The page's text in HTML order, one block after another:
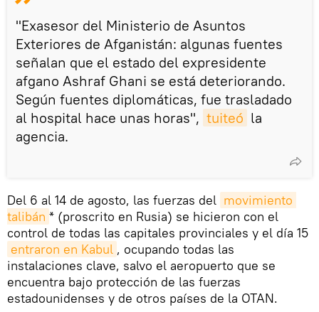
"Exasesor del Ministerio de Asuntos
Exteriores de Afganistán: algunas fuentes
señalan que el estado del expresidente
afgano Ashraf Ghani se está deteriorando.
Según fuentes diplomáticas, fue trasladado
al hospital hace unas horas", tuiteó la
agencia.
Del 6 al 14 de agosto, las fuerzas del movimiento
talibán * (proscrito en Rusia) se hicieron con el
control de todas las capitales provinciales y el día 15
entraron en Kabul , ocupando todas las
instalaciones clave, salvo el aeropuerto que se
encuentra bajo protección de las fuerzas
estadounidenses y de otros países de la OTAN.